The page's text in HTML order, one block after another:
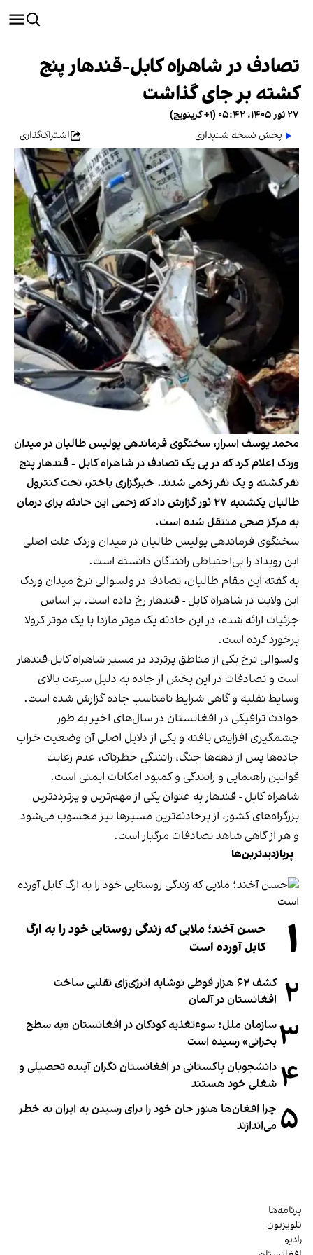
تصادف در شاهراه کابل-قندهار پنج
کشته بر جای گذاشت
۲۷ ثور ۱۴۰۵، ۰۵:۴۲ (‎+۱ گرینویچ)
پخش نسخه شنیداری
اشتراک‌گذاری
محمد یوسف اسرار، سخنگوی فرماندهی پولیس طالبان در میدان
وردک اعلام کرد که در پی یک تصادف در شاهراه کابل - قندهار پنج
نفر کشته و یک نفر زخمی شدند. خبرگزاری باختر، تحت کنترول
طالبان یکشنبه ۲۷ ثور گزارش داد که زخمی این حادثه برای درمان
به مرکز صحی منتقل شده است.
سخنگوی فرماندهی پولیس طالبان در میدان وردک علت اصلی
این رویداد را بی‌احتیاطی رانندگان دانسته است.
به گفته این مقام طالبان، تصادف در ولسوالی نرخ میدان‌ وردک
این ولایت در شاهراه کابل - قندهار رخ داده است. بر اساس
جزئیات ارائه شده، در این حادثه یک موتر مازدا با یک موتر کرولا
برخورد کرده است.
ولسوالی نرخ یکی از مناطق پرتردد در مسیر شاهراه کابل-قندهار
است و تصادفات در این بخش از جاده به دلیل سرعت بالای
وسایط نقلیه و گاهی شرایط نامناسب جاده گزارش شده است.
حوادث ترافیکی در افغانستان در سال‌های اخیر به طور
چشمگیری افزایش یافته و یکی از دلایل اصلی آن وضعیت خراب
جاده‌ها پس از دهه‌ها جنگ، رانندگی خطرناک، عدم رعایت
قوانین راهنمایی و رانندگی و کمبود امکانات ایمنی است.
شاهراه کابل - قندهار به عنوان یکی از مهم‌ترین و پرترددترین
بزرگراه‌های کشور، از پرحادثه‌ترین مسیرها نیز محسوب می‌شود
و هر از گاهی شاهد تصادفات مرگبار است.
پربازدیدترین‌ها
۱
حسن آخند؛ ملایی که زندگی روستایی خود را به ارگ
کابل آورده است
۲
کشف ۶۲ هزار قوطی نوشابه انرژی‌زای تقلبی ساخت
افغانستان در آلمان
۳سازمان ملل: سوء‌تغذیه کودکان در افغانستان «به سطح
بحرانی» رسیده است
۴ دانشجویان پاکستانی در افغانستان نگران آینده تحصیلی و
شغلی خود هستند
۵ چرا افغان‌ها هنوز جان خود را برای رسیدن به ایران به خطر
می‌اندازند
برنامه‌ها
تلویزیون
رادیو